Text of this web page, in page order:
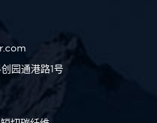
园通港路1号